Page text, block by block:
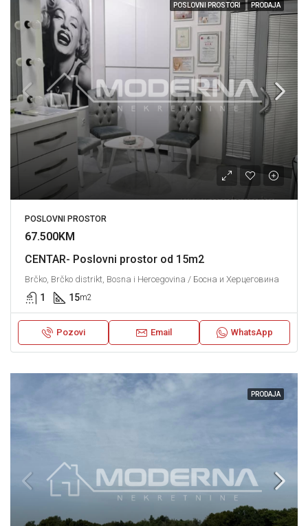
POSLOVNI PROSTORI PRODAJA
POSLOVNI PROSTOR
67.500KM
CENTAR- Poslovni prostor od 15m2
Brčko, Brčko distrikt, Bosna i Hercegovina / Босна и Херцеговина
1 15m2
Pozovi Email WhatsApp
PRODAJA